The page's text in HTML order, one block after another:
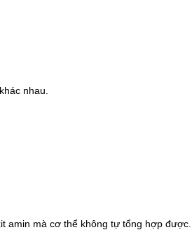
nhau.
mà cơ thể không tự tổng hợp